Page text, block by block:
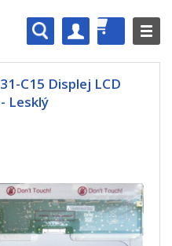
C15 Displej LCD
Lesklý